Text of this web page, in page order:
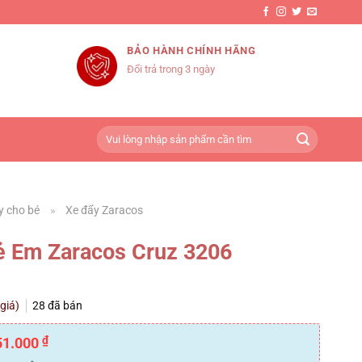
BẢO HÀNH CHÍNH HÃNG
Đổi trả trong 3 ngày
Tìm
kiếm:
cho bé » Xe đẩy Zaracos
Em Zaracos Cruz 3206
28 đã bán
₫